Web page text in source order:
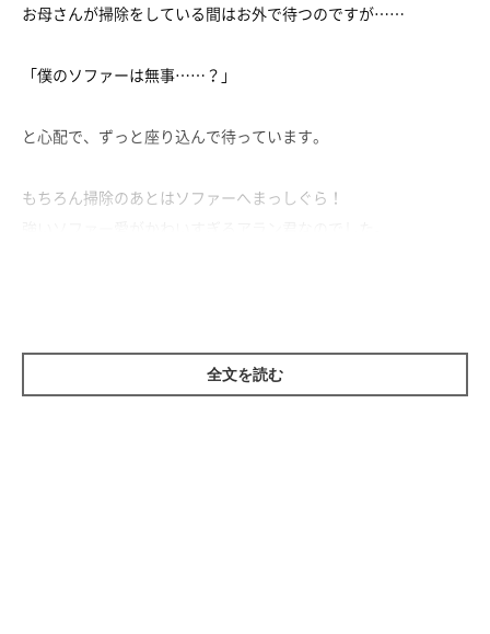
お母さんが掃除をしている間はお外で待つのですが……
「僕のソファーは無事……？」
と心配で、ずっと座り込んで待っています。
もちろん掃除のあとはソファーへまっしぐら！
全文を読む